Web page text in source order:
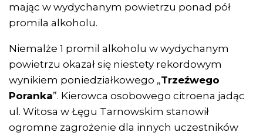
mając w wydychanym powietrzu ponad pół
promila alkoholu.
Niemalże 1 promil alkoholu w wydychanym
powietrzu okazał się niestety rekordowym
wynikiem poniedziałkowego „Trzeźwego
Poranka”. Kierowca osobowego citroena jadąc
ul. Witosa w Łęgu Tarnowskim stanowił
ogromne zagrożenie dla innych uczestników